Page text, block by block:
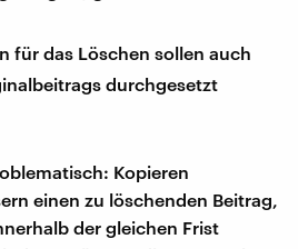
für das Löschen sollen auch
durchgesetzt
Kopieren
einen zu löschenden Beitrag,
der gleichen Frist